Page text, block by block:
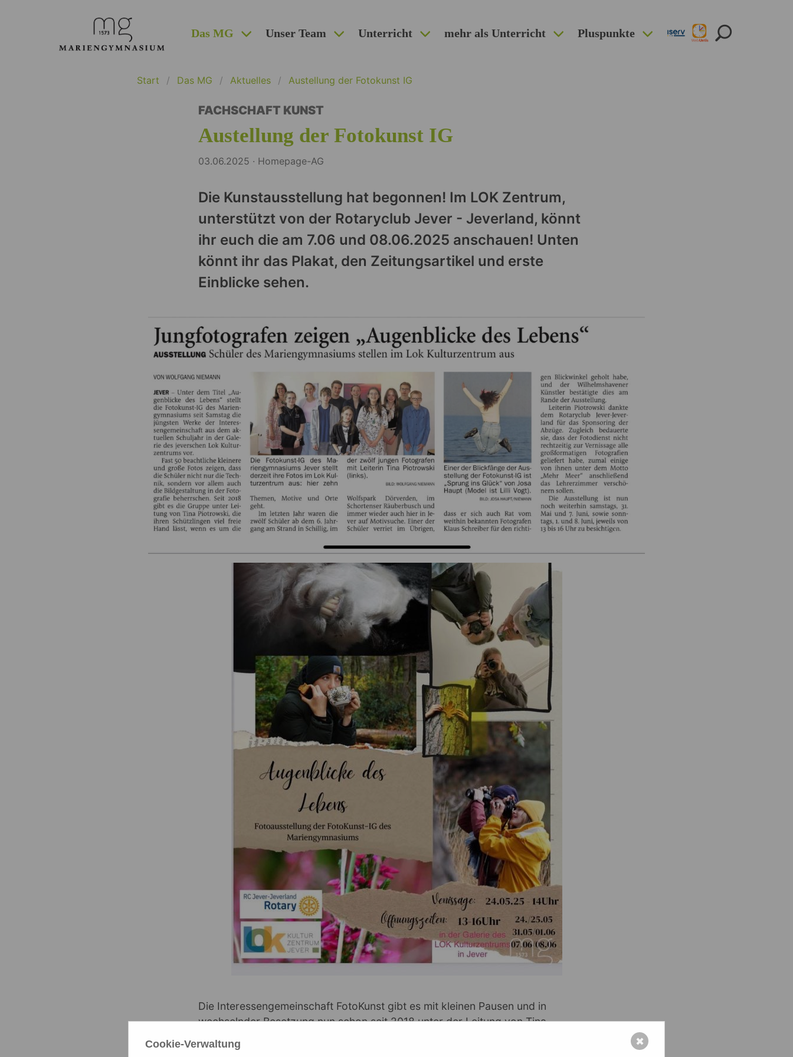
Das MG Unser Team Unterricht mehr als Unterricht Pluspunkte
Start Das MG Aktuelles Austellung der Fotokunst IG
FACHSCHAFT KUNST
Austellung der Fotokunst IG
03.06.2025 · Homepage-AG
Die Kunstausstellung hat begonnen! Im LOK Zentrum,
unterstützt von der Rotaryclub Jever - Jeverland, könnt
ihr euch die am 7.06 und 08.06.2025 anschauen! Unten
könnt ihr das Plakat, den Zeitungsartikel und erste
Einblicke sehen.
Die Interessengemeinschaft FotoKunst gibt es mit kleinen Pausen und in
wechselnder Besetzung nun schon seit 2018 unter der Leitung von Tina
Schülerinnen und Schüler, die sich nicht nur für die Technik, sondern vor allem für
Cookie-Verwaltung ✖